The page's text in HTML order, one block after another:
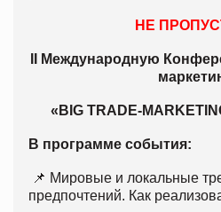
НЕ
II Международную
«BIG TRADE-
В программе события:
📌 Мировые и локальные
предпочтений. Как